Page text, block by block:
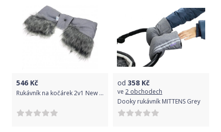
546 Kč
Rukávník na kočárek 2v1 New Baby s kožešinkou grey, Šedá
od 358 Kč
ve 2 obchodech
Dooky rukávník MITTENS Grey